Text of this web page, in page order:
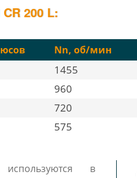
200 L:
Nn, об/мин
1455
960
720
575
в